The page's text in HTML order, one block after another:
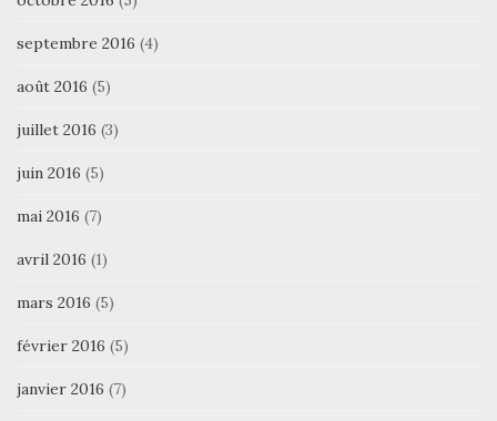
septembre 2016 (4)
août 2016 (5)
juillet 2016 (3)
juin 2016 (5)
mai 2016 (7)
avril 2016 (1)
mars 2016 (5)
février 2016 (5)
janvier 2016 (7)